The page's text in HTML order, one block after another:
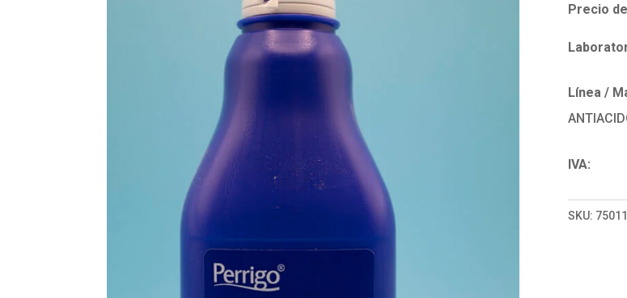
Precio
Línea /
IVA:
SKU: